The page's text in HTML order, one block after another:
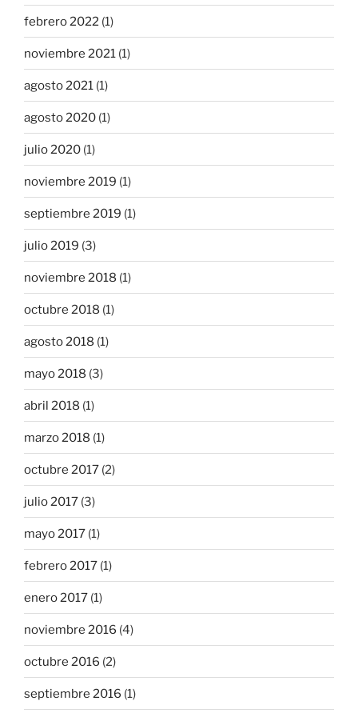
febrero 2022 (1)
noviembre 2021 (1)
agosto 2021 (1)
agosto 2020 (1)
julio 2020 (1)
noviembre 2019 (1)
septiembre 2019 (1)
julio 2019 (3)
noviembre 2018 (1)
octubre 2018 (1)
agosto 2018 (1)
mayo 2018 (3)
abril 2018 (1)
marzo 2018 (1)
octubre 2017 (2)
julio 2017 (3)
mayo 2017 (1)
febrero 2017 (1)
enero 2017 (1)
noviembre 2016 (4)
octubre 2016 (2)
septiembre 2016 (1)